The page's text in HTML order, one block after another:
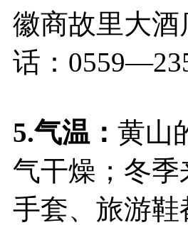
徽商故里大
话：
5.气温： 黄山
气干燥；冬
手套、旅游